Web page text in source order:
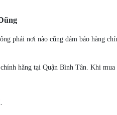
phải nơi nào cũng đảm bảo hàng
hãng tại Quận Bình Tân. Khi